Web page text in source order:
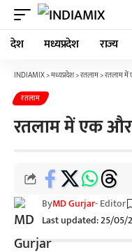
देश मध्यप्रदेश राज्य
INDIAMIX>मध्यप्रदेश>रतलाम>रतलाम में
रतलाम
रतलाम में एक और
Last updated: 25/05/
ByMD Gurjar- Editor